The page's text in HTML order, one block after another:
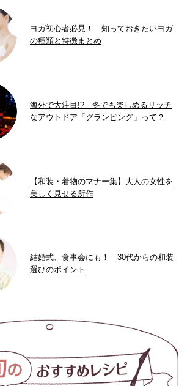
ヨガ初心者必見！ 知っておきたいヨガ
の種類と特徴まとめ
海外で大注目!? 冬でも楽しめるリッチ
なアウトドア「グランピング」って？
【和装・着物のマナー集】大人の女性を
美しく見せる所作
結婚式、食事会にも！ 30代からの和装
選びのポイント